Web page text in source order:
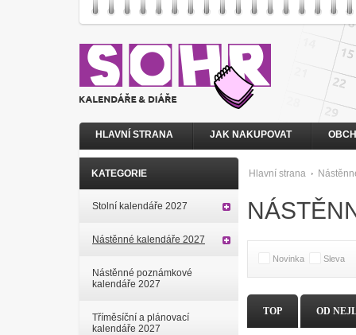
Hlavní strana
Novinka Sleva
TOP OD
KATEGORIE
Stolní kalendáře 2027
Nástěnné kalendáře 2027
Nástěnné poznámkové
kalendáře 2027
Tříměsíční a plánovací
kalendáře 2027
HLAVNÍ STRANA JAK NAKUPOVAT